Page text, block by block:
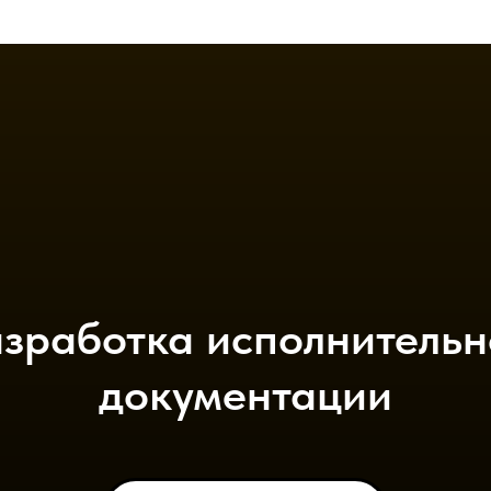
документации